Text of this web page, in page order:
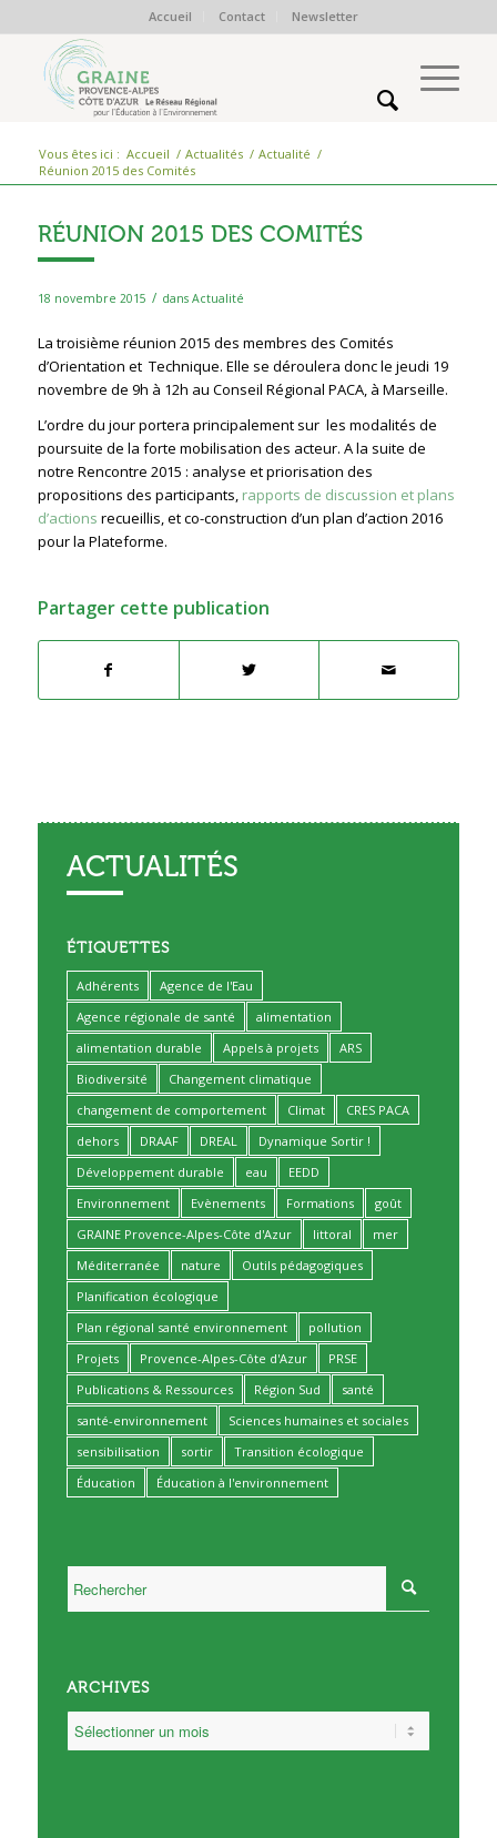
Accueil Contact Newsletter
Vous êtes ici : Accueil / Actualités / Actualité /
Réunion 2015 des Comités
RÉUNION 2015 DES COMITÉS
18 novembre 2015 / dans Actualité
La troisième réunion 2015 des membres des Comités
d’Orientation et Technique. Elle se déroulera donc le jeudi 19
novembre de 9h à 12h au Conseil Régional PACA, à Marseille.
L’ordre du jour portera principalement sur les modalités de
poursuite de la forte mobilisation des acteur. A la suite de
notre Rencontre 2015 : analyse et priorisation des
propositions des participants, rapports de discussion et plans
d’actions recueillis, et co-construction d’un plan d’action 2016
pour la Plateforme.
Partager cette publication
ACTUALITÉS
ÉTIQUETTES
Adhérents
Agence de l'Eau
Agence régionale de santé
alimentation
alimentation durable
Appels à projets
ARS
Biodiversité
Changement climatique
changement de comportement
Climat
CRES PACA
dehors
DRAAF DREAL
Dynamique Sortir !
Développement durable
eau
EEDD
Environnement
Evènements Formations
goût
GRAINE Provence-Alpes-Côte d'Azur
littoral
mer
Méditerranée
nature
Outils pédagogiques
Planification écologique
Plan régional santé environnement
pollution
Projets
Provence-Alpes-Côte d'Azur
PRSE
Publications & Ressources
Région Sud
santé
santé-environnement
Sciences humaines et sociales
sensibilisation
sortir
Transition écologique
Éducation
Éducation à l'environnement
ARCHIVES